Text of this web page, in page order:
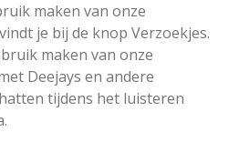
maken van onze
je bij de knop Verzoekjes.
maken van onze
Deejays en andere
tijdens het luisteren